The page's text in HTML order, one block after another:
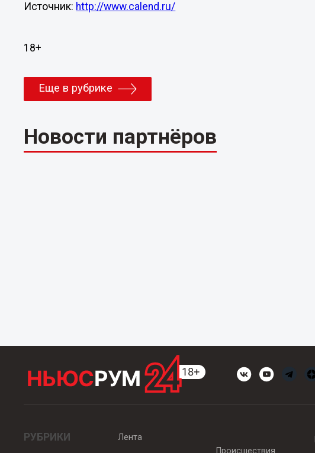
Источник: http://www.calend.ru/
18+
Еще в рубрике
Новости партнёров
РУБРИКИ
Лента
Происшествия